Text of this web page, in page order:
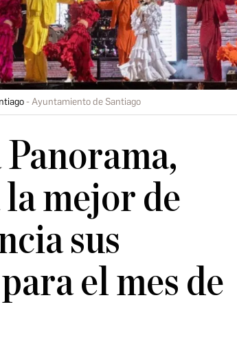
Ayuntamiento de Santiago
mejor de
sus
el mes de